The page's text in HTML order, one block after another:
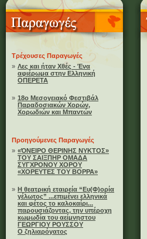
Τρέχουσες Παραγωγές
» Λες και ήταν Χθές - Ένα
αφιέρωμα στην Ελληνική
ΟΠΕΡΕΤΑ
» 18ο Μεσογειακό Φεστιβάλ
Παραδοσιακών Χορών,
Χορωδιών και Μπαντών
Προηγούμενες Παραγωγές
» «ΌΝΕΙΡΟ ΘΕΡΙΝΗΣ ΝΥΚΤΟΣ»
ΤΟΥ ΣΑΙΞΠΗΡ ΟΜΑΔΑ
ΣΥΓΧΡΟΝΟΥ ΧΟΡΟΥ
«ΧΟΡΕΥΤΕΣ ΤΟΥ ΒΟΡΡΑ»
» Η θεατρική εταιρεία “Ευ(Φ)ορία
γέλωτος” ...επιμένει ελληνικά
και φέτος το καλοκαίρι...
παρουσιάζοντας, την υπέροχη
κωμωδία του αείμνηστου
ΓΕΩΡΓΙΟΥ ΡΟΥΣΣΟΥ
Ο ζηλιαρόγατος